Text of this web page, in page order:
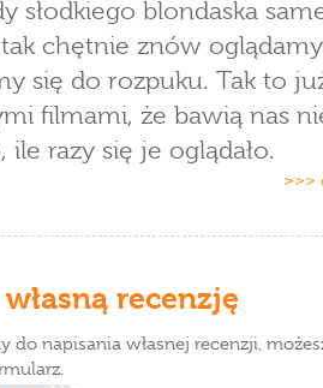
słodkiego blondaska
chętnie znów
się do rozpuku. Tak to
filmami, że bawią nas
ile razy się je oglądało.
>>>
recenzję
do napisania własnej recenzji,